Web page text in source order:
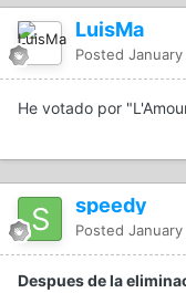
LuisMa
Posted
He votado por
speedy
Posted
Despues de la